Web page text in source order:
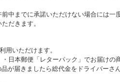
中までに承諾いただけない場合には一
だきます。
用いただけます。
日本郵便「レターパック」でお届けの
が届きましたら総代金をドライバーさ